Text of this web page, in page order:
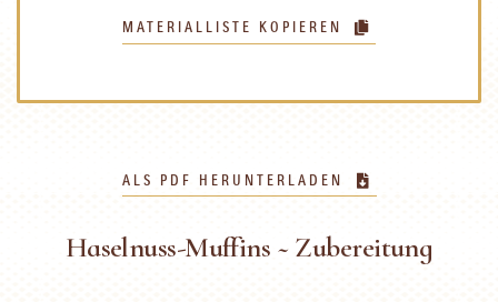
MATERIALLISTE KOPIEREN
ALS PDF HERUNTERLADEN
Haselnuss-Muffins ~ Zubereitung